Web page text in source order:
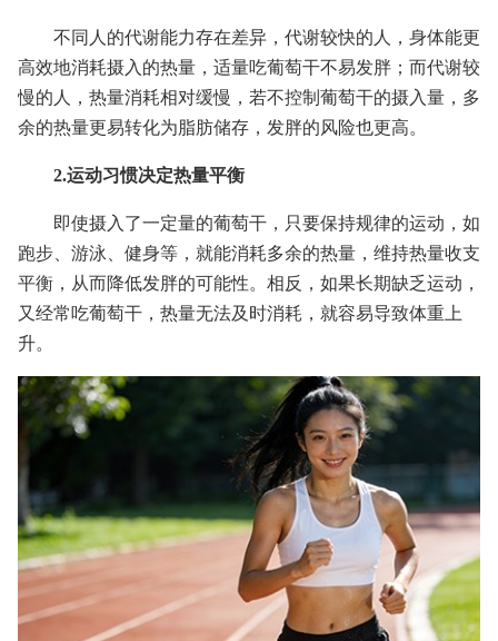
不同人的代谢能力存在差异，代谢较快的人，身体能更
高效地消耗摄入的热量，适量吃葡萄干不易发胖；而代谢较
慢的人，热量消耗相对缓慢，若不控制葡萄干的摄入量，多
余的热量更易转化为脂肪储存，发胖的风险也更高。
2.运动习惯决定热量平衡
即使摄入了一定量的葡萄干，只要保持规律的运动，如
跑步、游泳、健身等，就能消耗多余的热量，维持热量收支
平衡，从而降低发胖的可能性。相反，如果长期缺乏运动，
又经常吃葡萄干，热量无法及时消耗，就容易导致体重上
升。